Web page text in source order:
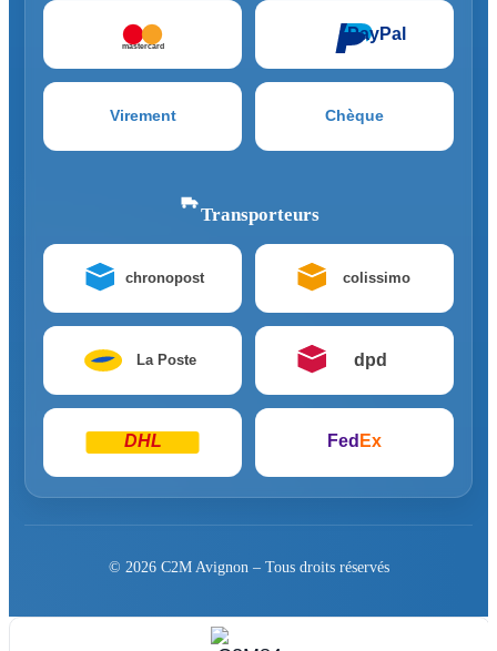
mastercard
PayPal
Virement Chèque
Transporteurs
chronopost colissimo
La Poste dpd
DHL Fed Ex
© 2026 C2M Avignon – Tous droits réservés